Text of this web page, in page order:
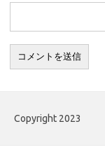
Copyright 2023